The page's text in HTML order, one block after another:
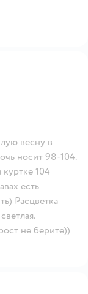
весну в
носит 98-104.
104
есть
Расцветка
не берите))